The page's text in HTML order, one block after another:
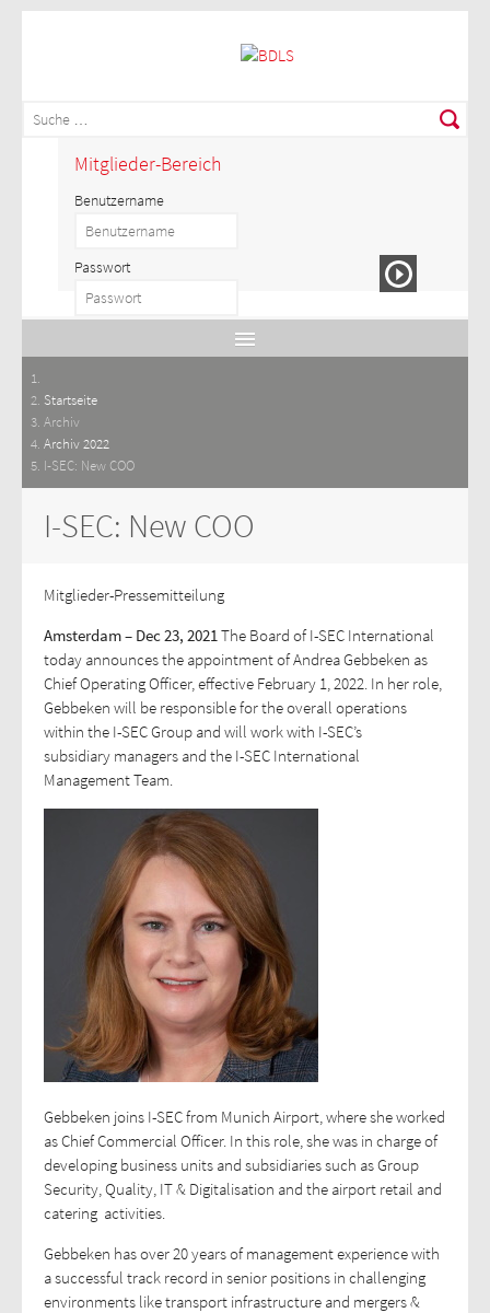
Mitglieder-Bereich
Benutzername
Passwort
Startseite
Archiv
Archiv 2022
I-SEC: New COO
I-SEC: New COO
Mitglieder-Pressemitteilung
Amsterdam – Dec 23, 2021 The Board of I-SEC International
today announces the appointment of Andrea Gebbeken as
Chief Operating Officer, effective February 1, 2022. In her role,
Gebbeken will be responsible for the overall operations
within the I-SEC Group and will work with I-SEC’s
subsidiary managers and the I-SEC International
Management Team.
Gebbeken joins I-SEC from Munich Airport, where she worked
as Chief Commercial Officer. In this role, she was in charge of
developing business units and subsidiaries such as Group
Security, Quality, IT & Digitalisation and the airport retail and
catering activities.
Gebbeken has over 20 years of management experience with
a successful track record in senior positions in challenging
environments like transport infrastructure and mergers &